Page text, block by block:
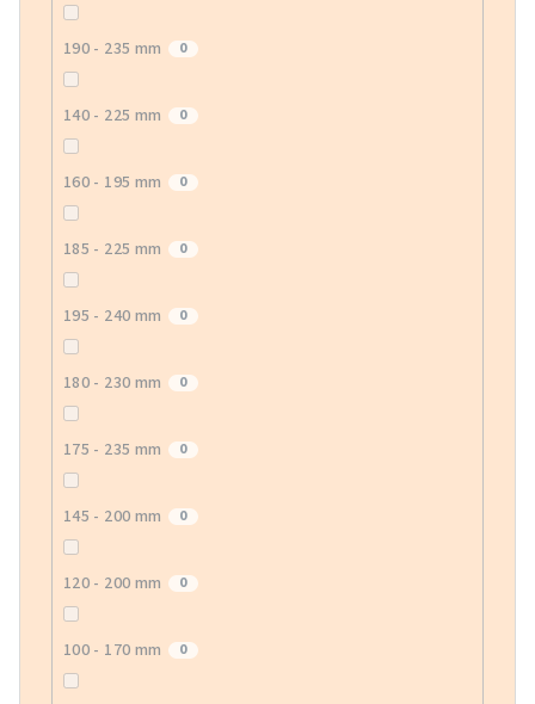
190 - 235 mm 0
140 - 225 mm 0
160 - 195 mm 0
185 - 225 mm 0
195 - 240 mm 0
180 - 230 mm 0
175 - 235 mm 0
145 - 200 mm 0
120 - 200 mm 0
100 - 170 mm 0